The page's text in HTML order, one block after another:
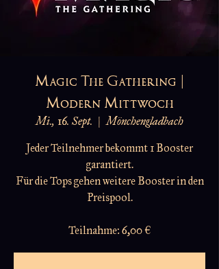
Magic The Gathering |
Modern Mittwoch
Mi., 16. Sept.
  |
Mönchengladbach
Jeder Teilnehmer bekommt 1 Booster
garantiert.
Für die Tops gehen weitere Booster in den
Preispool.
Teilnahme: 6,00 €